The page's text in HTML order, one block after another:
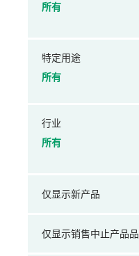
所有
特定用途
所有
行业
所有
仅显示新产品
仅显示销售中止产品品